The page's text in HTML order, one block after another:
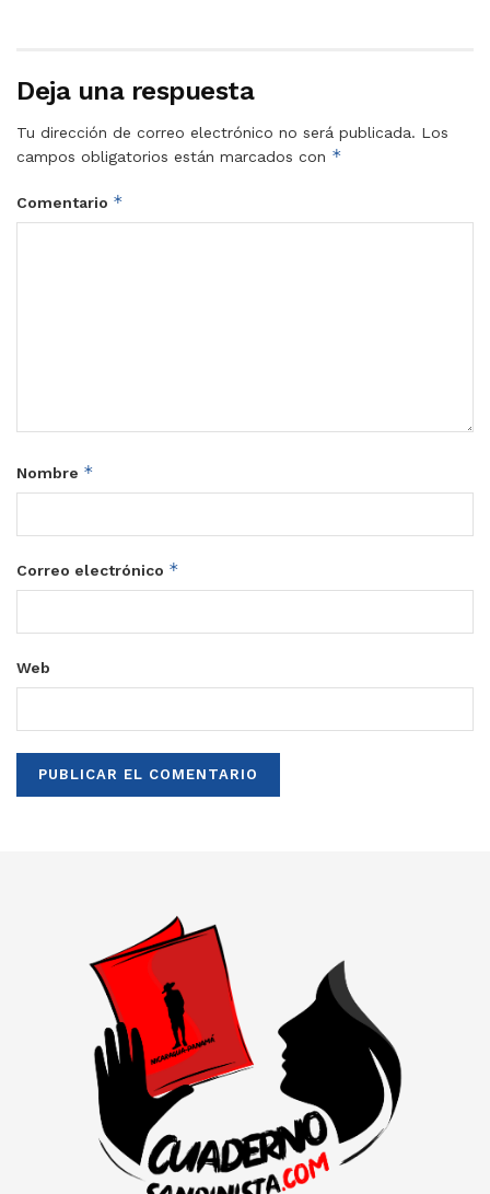
Deja una respuesta
Tu dirección de correo electrónico no será publicada. Los
campos obligatorios están marcados con *
Comentario *
Nombre *
Correo electrónico *
Web